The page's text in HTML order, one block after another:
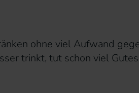
ohne viel Aufwand
trinkt, tut schon viel